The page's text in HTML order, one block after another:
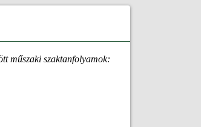
műszaki szaktanfolyamok: